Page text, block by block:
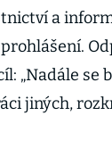
a
„Nadále se
jiných,